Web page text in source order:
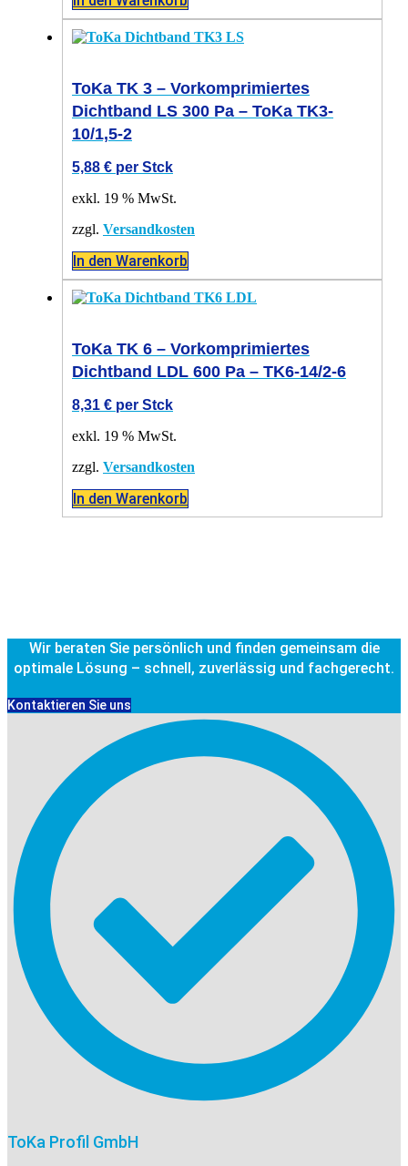
ToKa TK 3 – Vorkomprimiertes
Dichtband LS 300 Pa – ToKa TK3-
10/1,5-2
5,88 € per Stck
exkl. 19 % MwSt.
zzgl. Versandkosten
In den Warenkorb
ToKa TK 6 – Vorkomprimiertes
Dichtband LDL 600 Pa – TK6-14/2-6
8,31 € per Stck
exkl. 19 % MwSt.
zzgl. Versandkosten
In den Warenkorb
Wir beraten Sie persönlich und finden gemeinsam die
optimale Lösung – schnell, zuverlässig und fachgerecht.
Kontaktieren Sie uns
ToKa Profil GmbH